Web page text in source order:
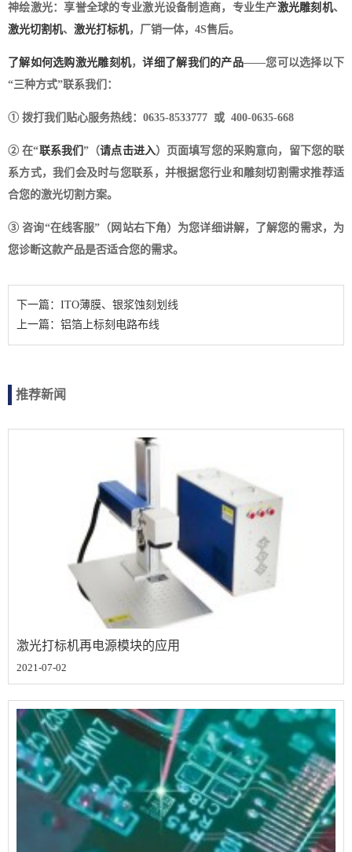
神绘激光：享誉全球的专业激光设备制造商，专业生产激光雕刻机、
激光切割机、 激光打标机，厂销一体，4S售后。
了解如何选购激光雕刻机，详细了解我们的产品——您可以选择以下
“三种方式”联系我们：
① 拨打我们贴心服务热线：0635-8533777 或 400-0635-668
② 在“联系我们”（请点击进入）页面填写您的采购意向，留下您的联
系方式，我们会及时与您联系，并根据您行业和雕刻切割需求推荐适
合您的激光切割方案。
③ 咨询“在线客服”（网站右下角）为您详细讲解，了解您的需求，为
您诊断这款产品是否适合您的需求。
下一篇：ITO薄膜、银浆蚀刻划线
上一篇：铝箔上标刻电路布线
推荐新闻
激光打标机再电源模块的应用
2021-07-02